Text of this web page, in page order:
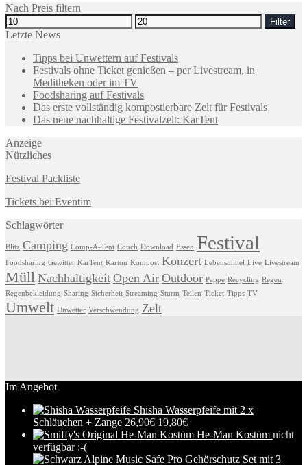
Nach Preis filtern
Filter
Letzte News
Tipps bei Unwettern auf Festivals
Festivals ohne Ticket genießen – per Livestream, in
Meditheken oder im TV
Foodsharing auf Festivals
Das erste vollständig kompostierbare Zelt für Festivals
Das neue nachhaltige Festivalzelt: KarTent
Anzeige
Nützliches
Festival Packliste
Tickets bei Eventim
Schlagwörter
Blitz Camping Comp-A-Tent Couch Download Essen Festival
Foodsharing Gewitter KarTent Karton Kompost Konzert Lebensmittel Live Livestream
Müll Nachhaltigkeit Open Air Outdoor Pappe Recycling Regen
Regenbekleidung Sharing Sicherheit Streaming Sturm Teilen Ticket Tipps TV
Umwelt Unwetter Verschwendung Zelt
Im Angebot
Shisha Wasserpfeife mit 2 x
Schläuchen + Zange 26,90€ 19,80€
He-Man Kostüm nicht
verfügbar :-(